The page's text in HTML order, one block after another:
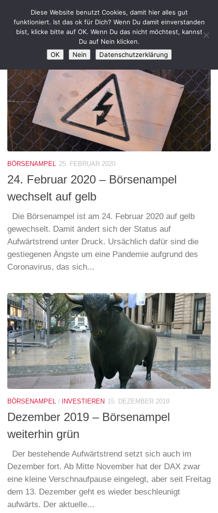
Zum Inhalt springen
SCHLAGWÖRTER:ADOBE
BÖRSENAMPEL 25. FEBRUAR 2020
24. Februar 2020 – Börsenampel
wechselt auf gelb
Die Börsenampel ist am 24. Februar 2020 auf gelb
gewechselt. Damit ändert sich der Status auf
Aufwärtstrend unter Druck. Ursächlich dafür sind die
gestiegenen Ängste um eine Pandemie aufgrund des
Coronavirus, das sich...
BÖRSENAMPEL / INVESTIEREN 15. DEZEMBER 2019
Dezember 2019 – Börsenampel
weiterhin grün
Der bestehende Aufwärtstrend setzt sich auch im
Dezember fort. Ab Mitte November hat der DAX zwar
eine kleine Verschnaufpause eingelegt, aber seit Freitag
dem 13. Dezember geht es wieder beschleunigt
aufwärts. Der aktuelle...
Diese Website benutzt Cookies, damit hier alles gut
funktioniert. Ist das ok für Dich? Wenn Du damit einverstanden
bist, klicke bitte auf OK. Wenn Du das nicht möchtest, kannst
Du auf Nein klicken.
OK
Nein Datenschutzerklärung